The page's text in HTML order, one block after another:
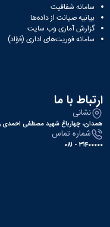
سامانه شفافیت
بیانیه صیانت از داده‌ها
گزارش آماری وب‌ سایت
سامانه فوریت‌های اداری (فؤاد)
ارتباط با ما
نشانی
همدان، چهارباغ شهید مصطفی احمدی
شماره تماس
31400000 - 081